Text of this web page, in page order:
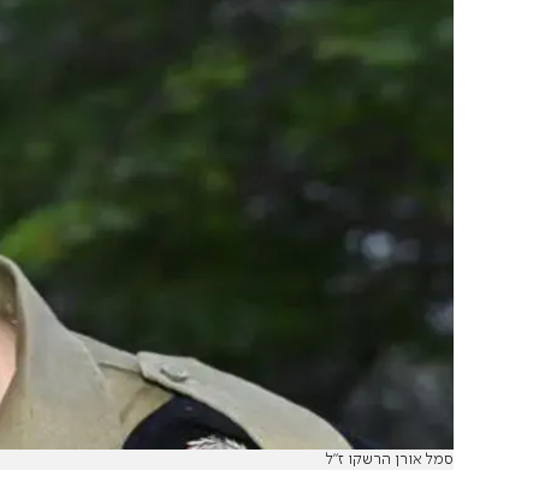
סמל אורן הרשקו ז"ל